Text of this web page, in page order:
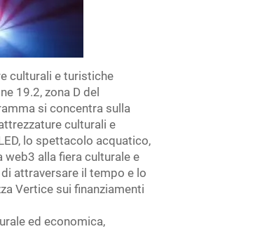
culturali e turistiche
19.2, zona D del
si concentra sulla
culturali e
lo spettacolo acquatico,
alla fiera culturale e
attraversare il tempo e lo
Vertice sui finanziamenti
ed economica,